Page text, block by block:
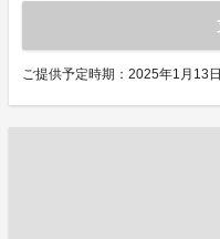
ご提供予定時期：2025年1月13